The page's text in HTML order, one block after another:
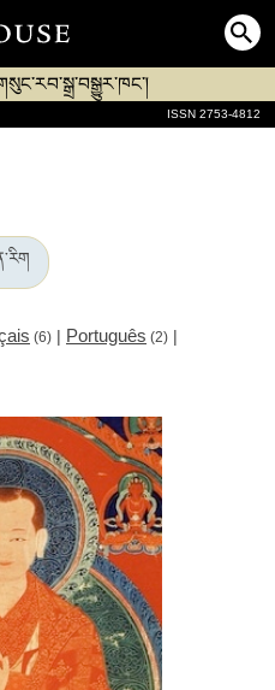
ISSN 2753-4812
(6) | Português (2) |